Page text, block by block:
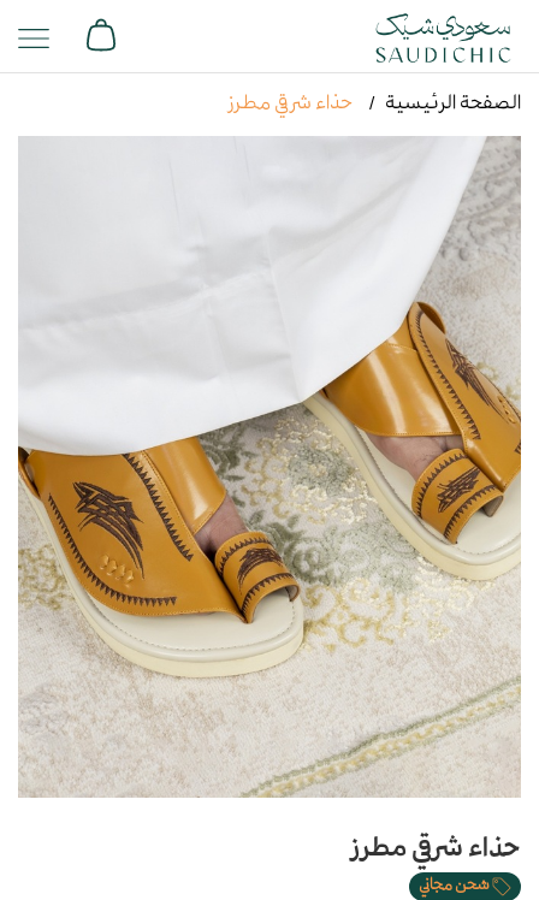
الصفحة الرئيسية حذاء شرقي مطرز
حذاء شرقي مطرز
شحن مجاني